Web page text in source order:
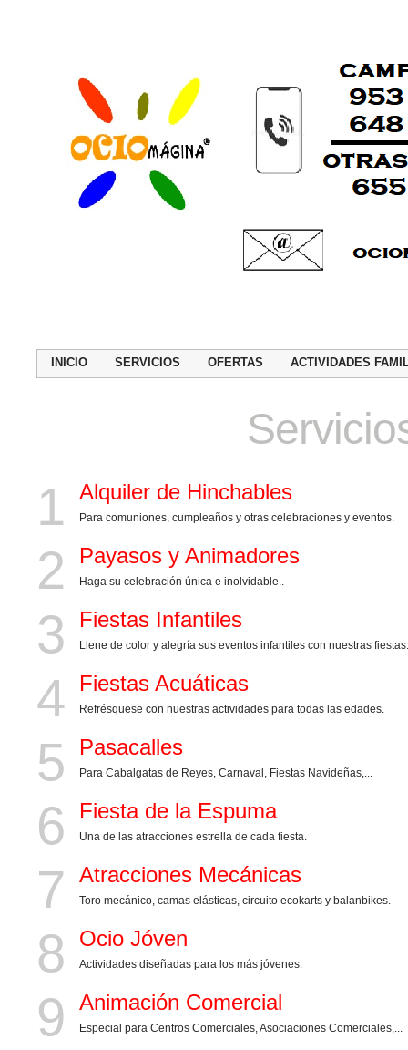
INICIO SERVICIOS OFERTAS ACTIVIDADES
1 Alquiler de Hinchables
Para comuniones, cumpleaños y otras celebraciones y eventos.
2 Payasos y Animadores
Haga su celebración única e inolvidable..
3 Fiestas Infantiles
Llene de color y alegría sus eventos infantiles con nuestras fiestas.
4 Fiestas Acuáticas
Refrésquese con nuestras actividades para todas las edades.
5 Pasacalles
Para Cabalgatas de Reyes, Carnaval, Fiestas Navideñas,...
6 Fiesta de la Espuma
Una de las atracciones estrella de cada fiesta.
7 Atracciones Mecánicas
Toro mecánico, camas elásticas, circuito ecokarts y balanbikes.
8 Ocio Jóven
Actividades diseñadas para los más jóvenes.
9 Animación Comercial
Especial para Centros Comerciales, Asociaciones Comerciales,...